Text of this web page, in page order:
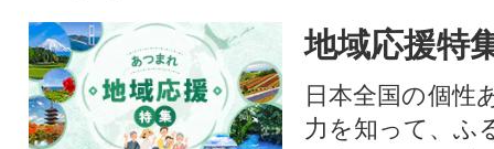
地域応援特
日本全国の個性
力を知って、ふ